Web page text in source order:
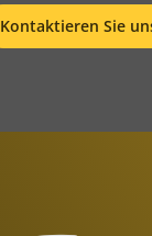
Kontaktieren Sie